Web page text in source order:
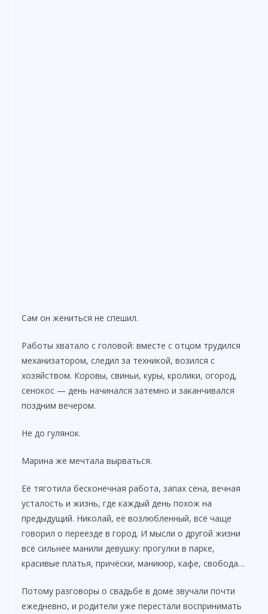
Сам он жениться не спешил.
Работы хватало с головой: вместе с отцом трудился
механизатором, следил за техникой, возился с
хозяйством. Коровы, свиньи, куры, кролики, огород,
сенокос — день начинался затемно и заканчивался
поздним вечером.
Не до гулянок.
Марина же мечтала вырваться.
Её тяготила бесконечная работа, запах сена, вечная
усталость и жизнь, где каждый день похож на
предыдущий. Николай, её возлюбленный, всё чаще
говорил о переезде в город. И мысли о другой жизни
всё сильнее манили девушку: прогулки в парке,
красивые платья, причёски, маникюр, кафе, свобода…
Потому разговоры о свадьбе в доме звучали почти
ежедневно, и родители уже перестали воспринимать